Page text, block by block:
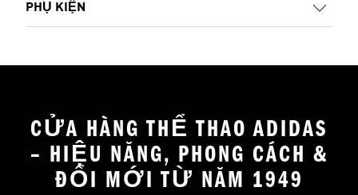
PHỤ KIỆN
CỬA HÀNG THỂ THAO ADIDAS
– HIỆU NĂNG, PHONG CÁCH &
ĐỔI MỚI TỪ NĂM 1949